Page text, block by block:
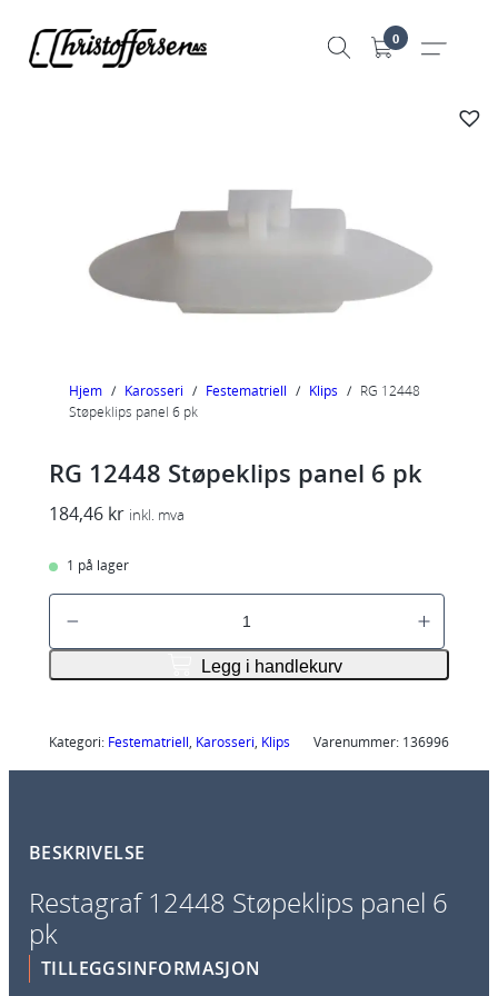
0
Hjem / Karosseri / Festematriell / Klips / RG 12448
Støpeklips panel 6 pk
RG 12448 Støpeklips panel 6 pk
184,46 kr inkl. mva
1 på lager
R
4
8
ø
e
k
l
Legg i handlekurv
Kategori: Festematriell, Karosseri, Klips Varenummer: 136996
BESKRIVELSE
Restagraf 12448 Støpeklips panel 6
pk
TILLEGGSINFORMASJON